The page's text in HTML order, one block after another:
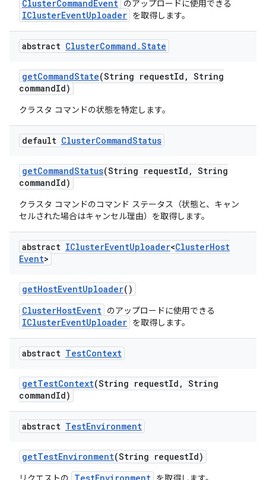
ClusterCommandEvent のアップロードに使用できる
IClusterEventUploader を取得します。
abstract ClusterCommand .State
getCommandState(String requestId , String
commandId)
クラスタ コマンドの状態を特定します。
default ClusterCommandStatus
getCommandStatus(String requestId , String
commandId)
クラスタ コマンドのコマンド ステータス（状態と、キャン
セルされた場合はキャンセル理由）を取得します。
abstract IClusterEventUploader<ClusterHost
Event>
getHostEventUploader()
ClusterHostEvent のアップロードに使用できる
IClusterEventUploader を取得します。
abstract TestContext
getTestContext(String requestId , String
commandId)
abstract TestEnvironment
getTestEnvironment(String requestId)